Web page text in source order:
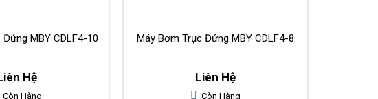
Đứng MBY CDLF4-10
Hệ
Còn Hàng
Máy Bơm Trục Đứng MBY CDLF4-8
Liên Hệ
Còn Hàng